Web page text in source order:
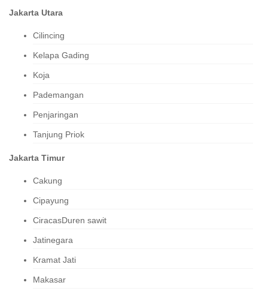
Jakarta Utara
Cilincing
Kelapa Gading
Koja
Pademangan
Penjaringan
Tanjung Priok
Jakarta Timur
Cakung
Cipayung
CiracasDuren sawit
Jatinegara
Kramat Jati
Makasar